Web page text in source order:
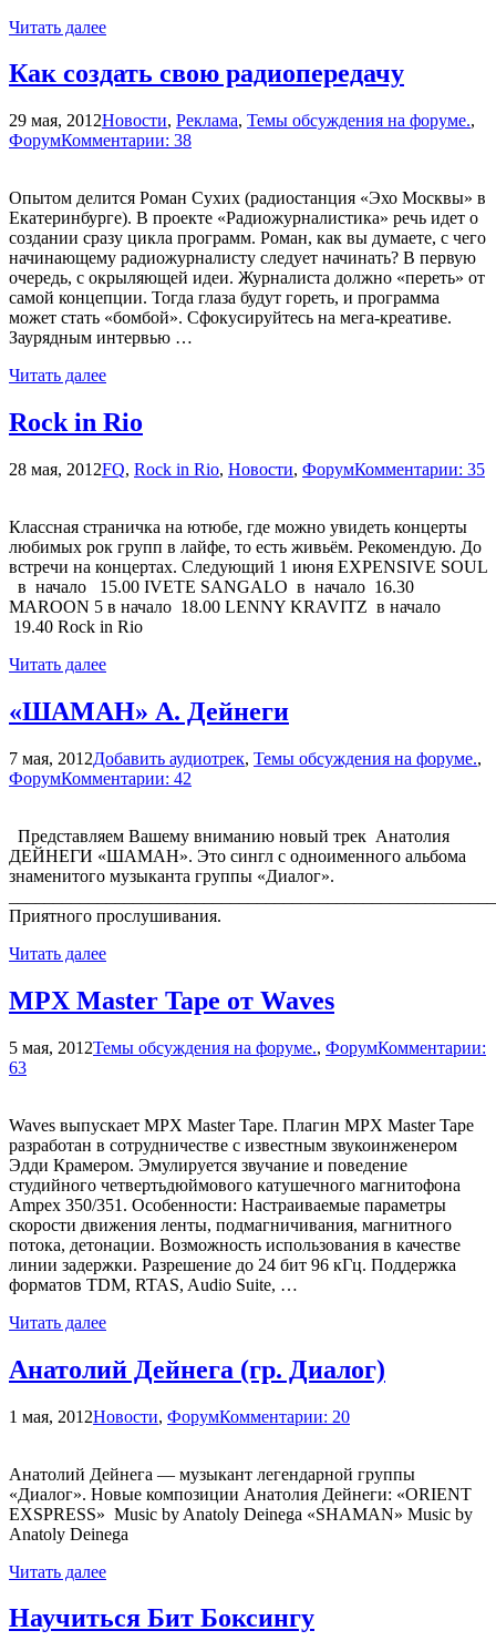
Читать далее
Как создать свою радиопередачу
29 мая, 2012Новости, Реклама, Темы обсуждения на форуме.,
ФорумКомментарии: 38
Опытом делится Роман Сухих (радиостанция «Эхо Москвы» в
Екатеринбурге). В проекте «Радиожурналистика» речь идет о
создании сразу цикла программ. Роман, как вы думаете, с чего
начинающему радиожурналисту следует начинать? В первую
очередь, с окрыляющей идеи. Журналиста должно «переть» от
самой концепции. Тогда глаза будут гореть, и программа
может стать «бомбой». Сфокусируйтесь на мега-креативе.
Заурядным интервью …
Читать далее
Rock in Rio
28 мая, 2012FQ, Rock in Rio, Новости, ФорумКомментарии: 35
Классная страничка на ютюбе, где можно увидеть концерты
любимых рок групп в лайфе, то есть живьём. Рекомендую. До
встречи на концертах. Следующий 1 июня EXPENSIVE SOUL
в начало 15.00 IVETE SANGALO в начало 16.30
MAROON 5 в начало 18.00 LENNY KRAVITZ в начало
19.40 Rock in Rio
Читать далее
«ШАМАН» А. Дейнеги
7 мая, 2012Добавить аудиотрек, Темы обсуждения на форуме.,
ФорумКомментарии: 42
Представляем Вашему вниманию новый трек Анатолия
ДЕЙНЕГИ «ШАМАН». Это сингл с одноименного альбома
знаменитого музыканта группы «Диалог».
Приятного прослушивания.
Читать далее
MPX Master Tape от Waves
5 мая, 2012Темы обсуждения на форуме., ФорумКомментарии:
63
Waves выпускает MPX Master Tape. Плагин MPX Master Tape
разработан в сотрудничестве с известным звукоинженером
Эдди Крамером. Эмулируется звучание и поведение
студийного четвертьдюймового катушечного магнитофона
Ampex 350/351. Особенности: Настраиваемые параметры
скорости движения ленты, подмагничивания, магнитного
потока, детонации. Возможность использования в качестве
линии задержки. Разрешение до 24 бит 96 кГц. Поддержка
форматов TDM, RTAS, Audio Suite, …
Читать далее
Анатолий Дейнега (гр. Диалог)
1 мая, 2012Новости, ФорумКомментарии: 20
Анатолий Дейнега — музыкант легендарной группы
«Диалог». Новые композиции Анатолия Дейнеги: «ORIENT
EXSPRESS» Music by Anatoly Deinega «SHAMAN» Music by
Anatoly Deinega
Читать далее
Научиться Бит Боксингу